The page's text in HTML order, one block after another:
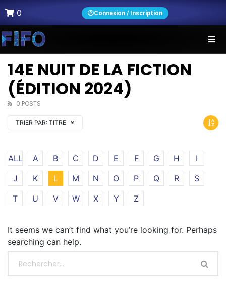
0 Connexion / Inscription
14E NUIT DE LA FICTION
(ÉDITION 2024)
0 POSTS
TRIER PAR: TITRE
ALL A B C D E F G H
I
J
K L M N O P Q R
S
T
U V W X Y Z
It seems we can’t find what you’re looking for. Perhaps
searching can help.